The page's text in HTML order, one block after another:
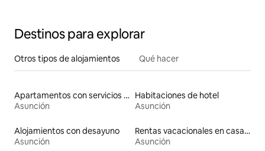
Destinos para explorar
Otros tipos de alojamientos Qué hacer
Apartamentos con servicios incluidos vacacionales
Asunción
Habitaciones de hotel
Asunción
Alojamientos con desayuno
Asunción
Rentas vacacionales en casas de huéspedes
Asunción